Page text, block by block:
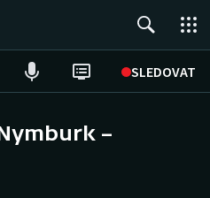
SLEDOVAT
–